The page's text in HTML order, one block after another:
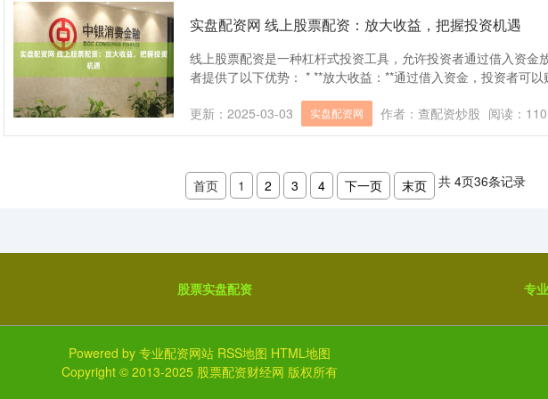
实盘配资网 线上股票配资：放大收益，把握投资机遇
线上股票配资是一种杠杆式投资工具，允许投资者通过借入资金
者提供了以下优势： * **放大收益：**通过借入资金，投资者可
更新：2025-03-03 实盘配资网 作者：查配资炒股 阅读： 110
首页 1 2 3 4 下一页 末页 共 4页36条记录
股票实盘配资 专
Powered by 专业配资网站 RSS地图 HTML地图
Copyright © 2013-2025 股票配资财经网 版权所有